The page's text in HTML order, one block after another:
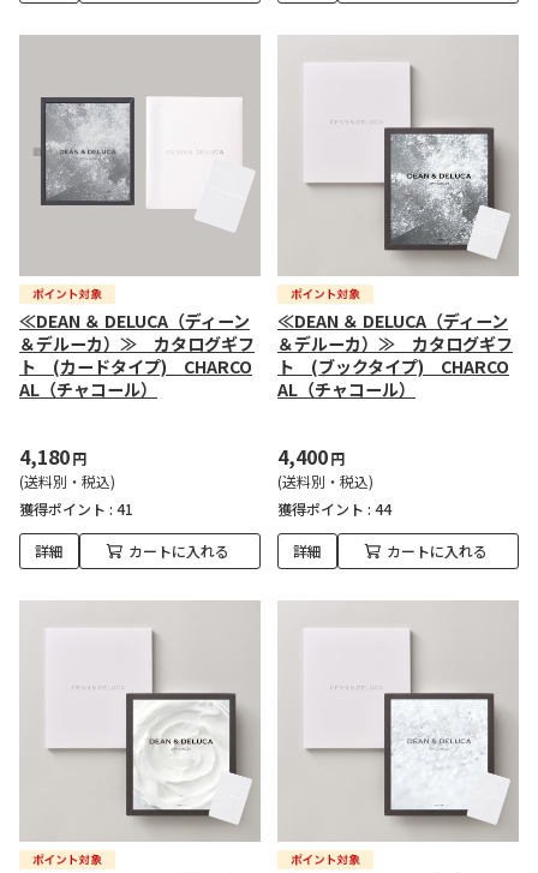
≪DEAN ＆ DELUCA（ディーン
＆デルーカ）≫ カタログギフ
ト (カードタイプ) CHARCO
AL（チャコール）
4,180円
(送料別・税込)
獲得ポイント : 41
詳細 カートに入れる
≪DEAN ＆ DELUCA（ディーン
＆デルーカ）≫ カタログギフ
ト (ブックタイプ) CHARCO
AL（チャコール）
4,400円
(送料別・税込)
獲得ポイント : 44
詳細 カートに入れる